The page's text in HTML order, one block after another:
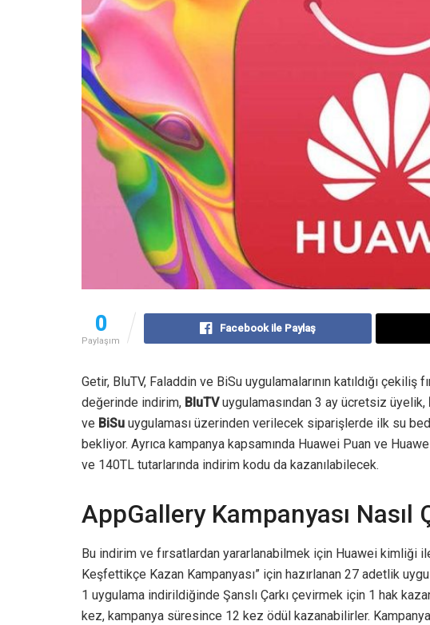
0
Paylaşım
Facebook ile Paylaş
Getir, BluTV, Faladdin ve BiSu uygulamalarının katıldığı çekiliş
değerinde indirim, BluTVuygulamasından 3 ay ücretsiz üyelik,
ve BiSu uygulaması üzerinden verilecek siparişlerde ilk su
bekliyor. Ayrıca kampanya kapsamında Huawei Puan ve
ve 140TL tutarlarında indirim kodu da kazanılabilecek.
AppGallery Kampanyası Nasıl
Bu indirim ve fırsatlardan yararlanabilmek için Huawei kimliği
Keşfettikçe Kazan Kampanyası” için hazırlanan 27 adetlik
1 uygulama indirildiğinde Şanslı Çarkı çevirmek için 1 hak
kez, kampanya süresince 12 kez ödül kazanabilirler.